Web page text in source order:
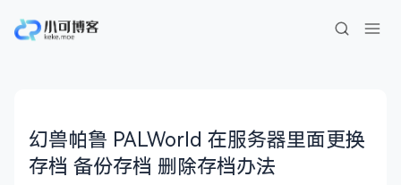
幻兽帕鲁 PALWorld 在服务器里面更换
存档 备份存档 删除存档办法